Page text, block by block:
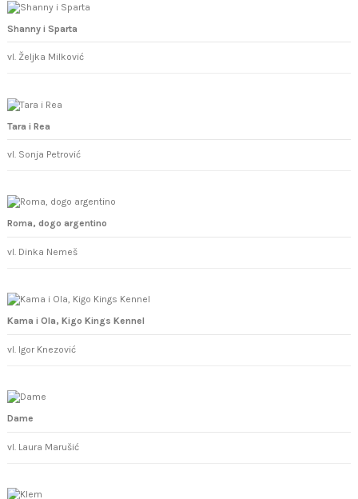
Shanny i Sparta
vl. Željka Milković
Tara i Rea
vl. Sonja Petrović
Roma, dogo argentino
vl. Dinka Nemeš
Kama i Ola, Kigo Kings Kennel
vl. Igor Knezović
Dame
vl. Laura Marušić